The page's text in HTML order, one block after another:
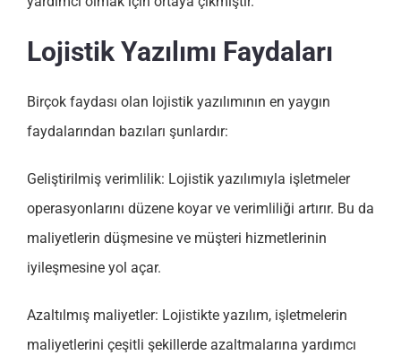
Lojistik Yazılımı Faydaları
Birçok faydası olan lojistik yazılımının en yaygın
faydalarından bazıları şunlardır:
Geliştirilmiş verimlilik: Lojistik yazılımıyla işletmeler
operasyonlarını düzene koyar ve verimliliği artırır. Bu da
maliyetlerin düşmesine ve müşteri hizmetlerinin
iyileşmesine yol açar.
Azaltılmış maliyetler: Lojistikte yazılım, işletmelerin
maliyetlerini çeşitli şekillerde azaltmalarına yardımcı